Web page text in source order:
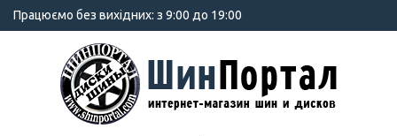
Працюємо без вихідних: з 9:00 до 19:00